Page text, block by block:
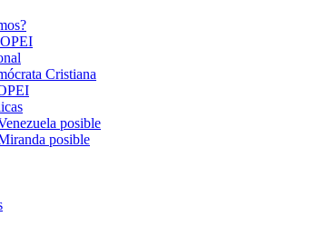
Cristiana
posible
posible